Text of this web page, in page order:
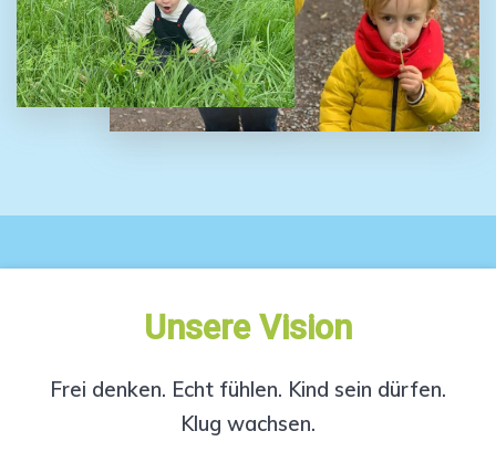
Unsere Vision
Frei denken. Echt fühlen. Kind sein dürfen.
Klug wachsen.